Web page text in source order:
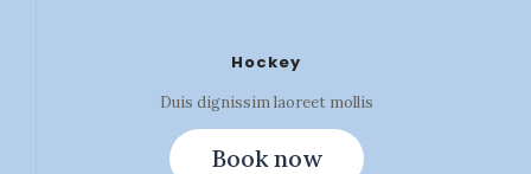
Hockey
Duis dignissim laoreet mollis
Book now